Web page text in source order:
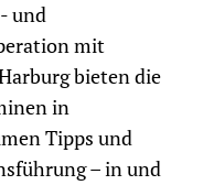
und
mit
bieten die
in
Tipps und
– in und